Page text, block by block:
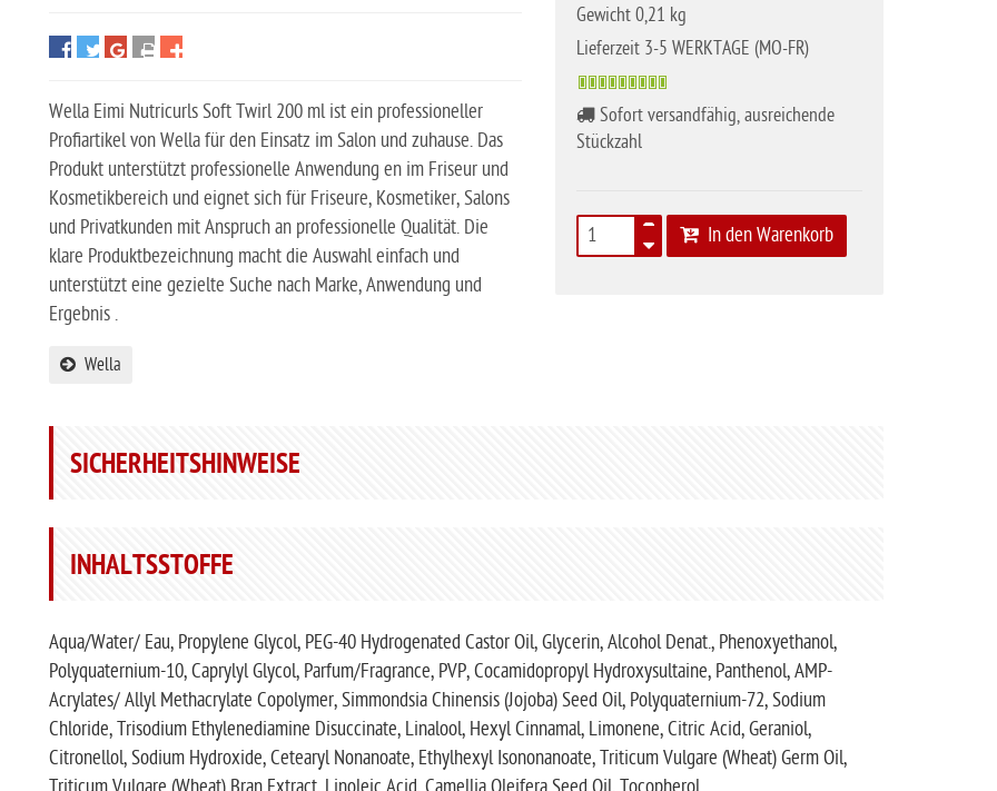
Gewicht 0,21 kg
Lieferzeit 3-5 WERKTAGE (MO-FR)
Sofort versandfähig, ausreichende
Stückzahl
In den Warenkorb
Wella Eimi Nutricurls Soft Twirl 200 ml ist ein professioneller
Profiartikel von Wella für den Einsatz im Salon und zuhause. Das
Produkt unterstützt professionelle Anwendung en im Friseur und
Kosmetikbereich und eignet sich für Friseure, Kosmetiker, Salons
und Privatkunden mit Anspruch an professionelle Qualität. Die
klare Produktbezeichnung macht die Auswahl einfach und
unterstützt eine gezielte Suche nach Marke, Anwendung und
Ergebnis .
Wella
SICHERHEITSHINWEISE
INHALTSSTOFFE
Aqua/Water/ Eau, Propylene Glycol, PEG-40 Hydrogenated Castor Oil, Glycerin, Alcohol Denat., Phenoxyethanol,
Polyquaternium-10, Caprylyl Glycol, Parfum/Fragrance, PVP, Cocamidopropyl Hydroxysultaine, Panthenol, AMP-
Acrylates/ Allyl Methacrylate Copolymer, Simmondsia Chinensis (Jojoba) Seed Oil, Polyquaternium-72, Sodium
Chloride, Trisodium Ethylenediamine Disuccinate, Linalool, Hexyl Cinnamal, Limonene, Citric Acid, Geraniol,
Citronellol, Sodium Hydroxide, Cetearyl Nonanoate, Ethylhexyl Isononanoate, Triticum Vulgare (Wheat) Germ Oil,